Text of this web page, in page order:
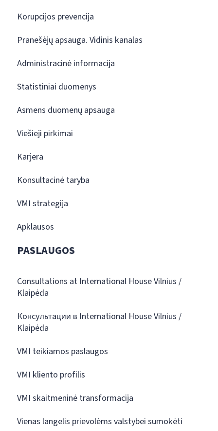
Korupcijos prevencija
Pranešėjų apsauga. Vidinis kanalas
Administracinė informacija
Statistiniai duomenys
Asmens duomenų apsauga
Viešieji pirkimai
Karjera
Konsultacinė taryba
VMI strategija
Apklausos
PASLAUGOS
Consultations at International House Vilnius /
Klaipėda
Консультации в International House Vilnius /
Klaipėda
VMI teikiamos paslaugos
VMI kliento profilis
VMI skaitmeninė transformacija
Vienas langelis prievolėms valstybei sumokėti